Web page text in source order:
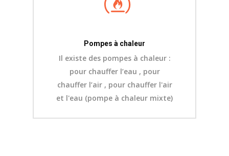
Pompes à chaleur
Il existe des pompes à chaleur :
pour chauffer l’eau , pour
chauffer l’air , pour chauffer l'air
et l'eau (pompe à chaleur mixte)